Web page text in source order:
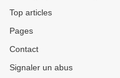
Top articles
Pages
Contact
Signaler un abus